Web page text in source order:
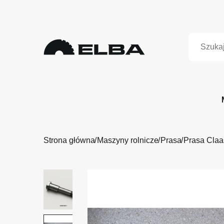
Strona główna Maszyny rolnicze Prasa Prasa